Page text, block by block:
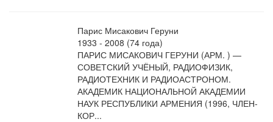
Парис Мисакович Геруни
1933 - 2008 (74 года)
ПАРИС МИСАКОВИЧ ГЕРУНИ (АРМ. ) —
СОВЕТСКИЙ УЧЁНЫЙ, РАДИОФИЗИК,
РАДИОТЕХНИК И РАДИОАСТРОНОМ.
АКАДЕМИК НАЦИОНАЛЬНОЙ АКАДЕМИИ
НАУК РЕСПУБЛИКИ АРМЕНИЯ (1996, ЧЛЕН-
КОР...